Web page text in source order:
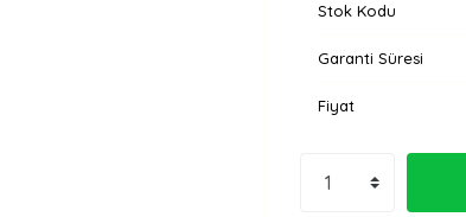
Stok Kodu
Garanti Süresi
Fiyat